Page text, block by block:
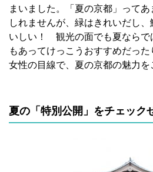
まいました。「夏の京都」って
しれませんが、緑はきれいだし
いしい！ 観光の面でも夏ならで
もあってけっこうおすすめだっ
女性の目線で、夏の京都の魅力を
夏の「特別公開」をチェック